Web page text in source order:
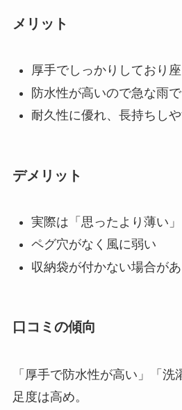
メリット
厚手でしっかりしており
防水性が高いので急な雨
耐久性に優れ、長持ちし
デメリット
実際は「思ったより薄い
ペグ穴がなく風に弱い
収納袋が付かない場合が
口コミの傾向
「厚手で防水性が高い」「
足度は高め。